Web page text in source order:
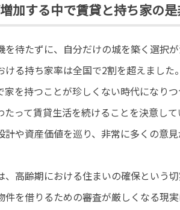
加する中で賃貸と持ち家の
待たずに、自分だけの城を築く選択
る持ち家率は全国で2割を超えまし
を持つことが珍しくない時代になり
って賃貸生活を続けることを決意し
や資産価値を巡り、非常に多くの意見
高齢期における住まいの確保という
を借りるための審査が厳しくなる現